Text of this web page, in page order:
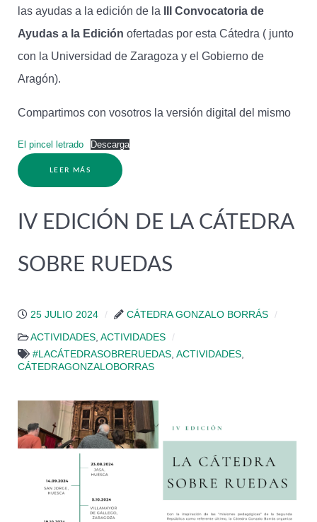
las ayudas a la edición de la
III Convocatoria de
Ayudas a la Edición ofertadas por esta Cátedra ( junto
con la Universidad de Zaragoza y el Gobierno de
Aragón).
Compartimos con vosotros la versión digital del mismo
El pincel letrado Descarga
LEER MÁS
IV EDICIÓN DE LA CÁTEDRA
SOBRE RUEDAS
25 JULIO 2024 CÁTEDRA GONZALO BORRÁS
ACTIVIDADES, ACTIVIDADES
#LACÁTEDRASOBRERUEDAS, ACTIVIDADES,
CÁTEDRAGONZALOBORRAS